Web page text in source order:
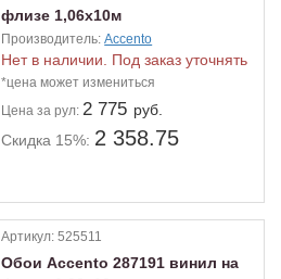
флизе 1,06х10м
Производитель:Accento
Нет в наличии. Под заказ уточнять
*цена может измениться
Цена за рул:2 775 руб.
Скидка 15%: 2 358.75
Артикул:525511
Обои Accento 287191 винил на